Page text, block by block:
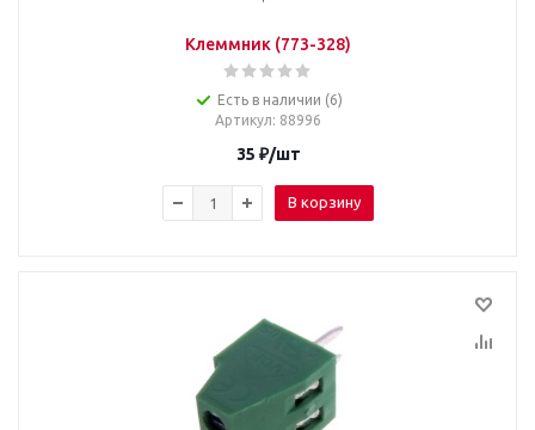
Клеммник (773-328)
Есть в наличии (6)
Артикул: 88996
35 ₽/шт
В корзину